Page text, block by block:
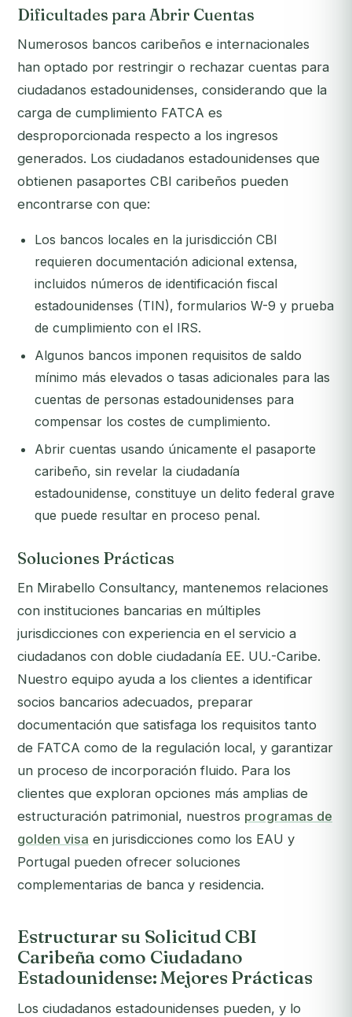
Dificultades para Abrir Cuentas
Numerosos bancos caribeños e internacionales
han optado por restringir o rechazar cuentas para
ciudadanos estadounidenses, considerando que la
carga de cumplimiento FATCA es
desproporcionada respecto a los ingresos
generados. Los ciudadanos estadounidenses que
obtienen pasaportes CBI caribeños pueden
encontrarse con que:
Los bancos locales en la jurisdicción CBI
requieren documentación adicional extensa,
incluidos números de identificación fiscal
estadounidenses (TIN), formularios W-9 y prueba
de cumplimiento con el IRS.
Algunos bancos imponen requisitos de saldo
mínimo más elevados o tasas adicionales para las
cuentas de personas estadounidenses para
compensar los costes de cumplimiento.
Abrir cuentas usando únicamente el pasaporte
caribeño, sin revelar la ciudadanía
estadounidense, constituye un delito federal grave
que puede resultar en proceso penal.
Soluciones Prácticas
En Mirabello Consultancy, mantenemos relaciones
con instituciones bancarias en múltiples
jurisdicciones con experiencia en el servicio a
ciudadanos con doble ciudadanía EE. UU.-Caribe.
Nuestro equipo ayuda a los clientes a identificar
socios bancarios adecuados, preparar
documentación que satisfaga los requisitos tanto
de FATCA como de la regulación local, y garantizar
un proceso de incorporación fluido. Para los
clientes que exploran opciones más amplias de
estructuración patrimonial, nuestros programas de
golden visa en jurisdicciones como los EAU y
Portugal pueden ofrecer soluciones
complementarias de banca y residencia.
Estructurar su Solicitud CBI
Caribeña como Ciudadano
Estadounidense: Mejores Prácticas
Los ciudadanos estadounidenses pueden, y lo